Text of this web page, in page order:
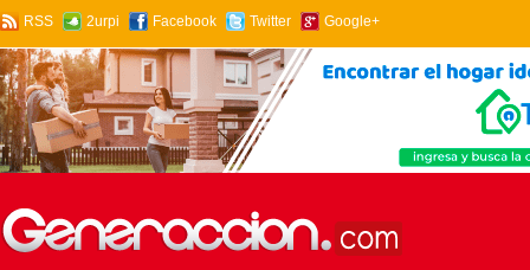
RSS 2urpi Facebook Twitter Google+